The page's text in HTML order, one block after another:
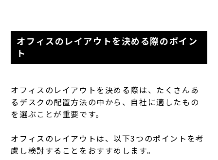
オフィスのレイアウトを決める際のポイン
ト
オフィスのレイアウトを決める際は、たくさんあ
るデスクの配置方法の中から、自社に適したもの
を選ぶことが重要です。
オフィスのレイアウトは、以下3つのポイントを考
慮し検討することをおすすめします。